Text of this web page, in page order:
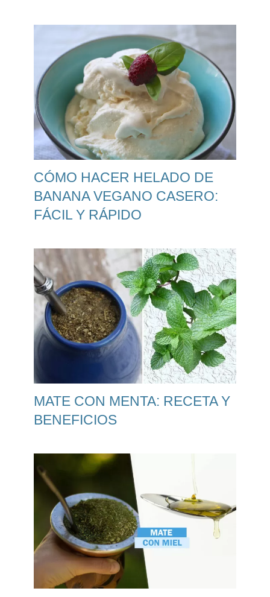
CÓMO HACER HELADO DE
BANANA VEGANO CASERO:
FÁCIL Y RÁPIDO
MATE CON MENTA: RECETA Y
BENEFICIOS